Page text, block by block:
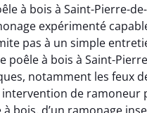
à bois à Saint-Pierre-
expérimenté
pas à un simple
poêle à bois à Saint-
notamment les feux
de ramoneur